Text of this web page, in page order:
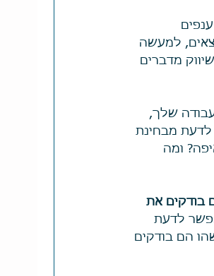
למעשה
שיווק מדברים
שלך,
לדעת מבחינת
ומה
בודקים את
לדעת
הם בודקים